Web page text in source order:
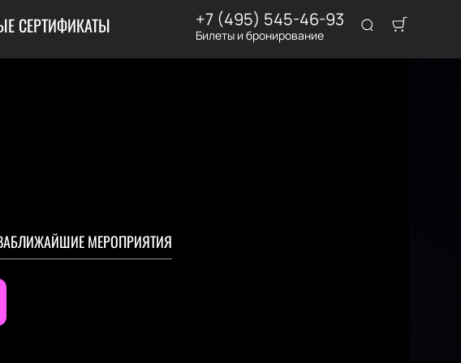
СЕРТИФИКАТЫ +7 (495) 545-46-93
Билеты и бронирование
БЛИЖАЙШИЕ МЕРОПРИЯТИЯ